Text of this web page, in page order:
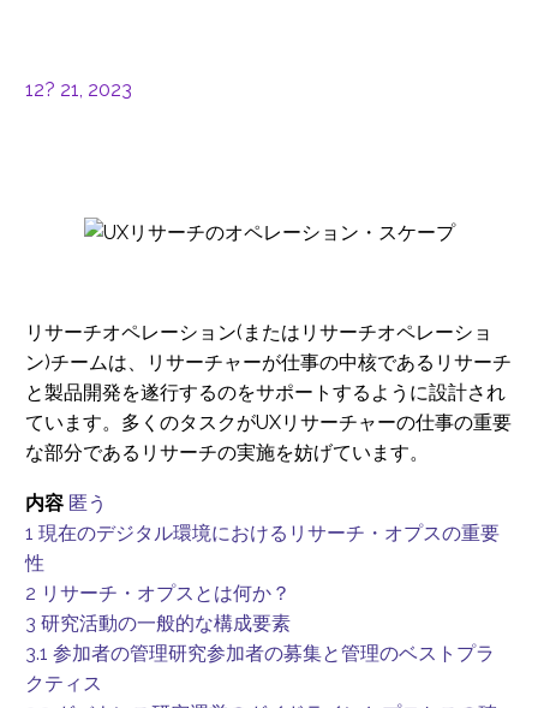
12? 21, 2023
リサーチオペレーション(またはリサーチオペレーショ
ン)チームは、リサーチャーが仕事の中核であるリサーチ
と製品開発を遂行するのをサポートするように設計され
ています。多くのタスクがUXリサーチャーの仕事の重要
な部分であるリサーチの実施を妨げています。
内容 匿う
1 現在のデジタル環境におけるリサーチ・オプスの重要
性
2 リサーチ・オプスとは何か？
3 研究活動の一般的な構成要素
3.1 参加者の管理研究参加者の募集と管理のベストプラ
クティス